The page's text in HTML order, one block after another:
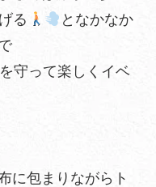
る
となかなか
守って楽しくイベ
に包まりながらト